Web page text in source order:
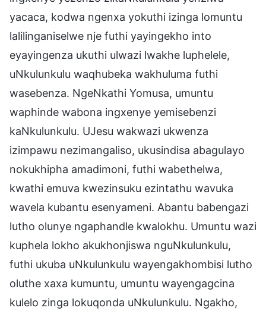
yacaca, kodwa ngenxa yokuthi izinga lomuntu
lalilinganiselwe nje futhi yayingekho into
eyayingenza ukuthi ulwazi lwakhe luphelele,
uNkulunkulu waqhubeka wakhuluma futhi
wasebenza. NgeNkathi Yomusa, umuntu
waphinde wabona ingxenye yemisebenzi
kaNkulunkulu. UJesu wakwazi ukwenza
izimpawu nezimangaliso, ukusindisa abagulayo
nokukhipha amadimoni, futhi wabethelwa,
kwathi emuva kwezinsuku ezintathu wavuka
wavela kubantu esenyameni. Abantu babengazi
lutho olunye ngaphandle kwalokhu. Umuntu wazi
kuphela lokho akukhonjiswa nguNkulunkulu,
futhi ukuba uNkulunkulu wayengakhombisi lutho
oluthe xaxa kumuntu, umuntu wayengagcina
kulelo zinga lokuqonda uNkulunkulu. Ngakho,